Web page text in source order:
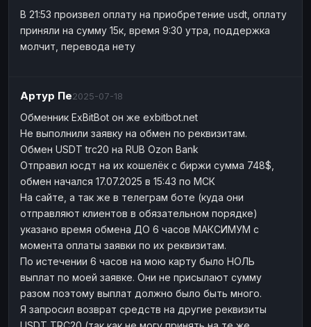
В 21:53 произвел оплату на приобретение usdt, оплату
приняли на сумму 15к, время 9:30 утра, поддержка
молчит, перевода нету
Артур Пе2025-07-18
Обменник ExBitBot он же exbitbot.net
Не выполнили заявку на обмен по реквизитам.
Обмен USDT trc20 на RUB Ozon Bank
Отправил юсдт на их кошелёк с биржи сумма 748$,
обмен начался 17.07.2025 в 15:43 по МСК
На сайте, а так же в телеграм боте (куда они
отправляют клиентов в обязательном порядке)
указано время обмена ДО 6 часов МАКСИМУМ с
момента оплаты заявки по их реквизитам.
По истечении 6 часов на мою карту было НОЛЬ
выплат по моей заявке. Они не присылают сумму
разом поэтому выплат должно было быть много.
Я запросил возврат средств на другие реквизиты